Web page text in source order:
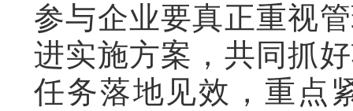
参与企业要真正重视
进实施方案，共同抓
任务落地见效，重点